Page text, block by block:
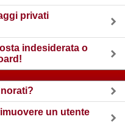
privati
indesiderata o
un utente